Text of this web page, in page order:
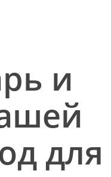
и
для